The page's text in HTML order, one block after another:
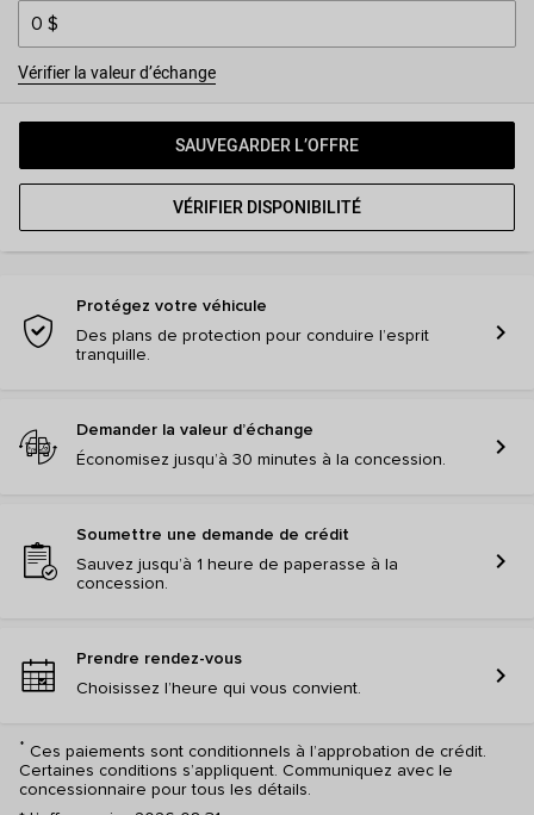
Vérifier la valeur d’échange
SAUVEGARDER L’OFFRE
VÉRIFIER DISPONIBILITÉ
Protégez votre véhicule
Des plans de protection pour conduire l’esprit
tranquille.
chevron_right
Demander la valeur d’échange
Économisez jusqu’à 30 minutes à la concession.
chevron_right
Soumettre une demande de crédit
Sauvez jusqu’à 1 heure de paperasse à la
concession.
chevron_right
Prendre rendez-vous
Choisissez l’heure qui vous convient.
chevron_right
* Ces paiements sont conditionnels à l’approbation de crédit.
Certaines conditions s’appliquent. Communiquez avec le
concessionnaire pour tous les détails.